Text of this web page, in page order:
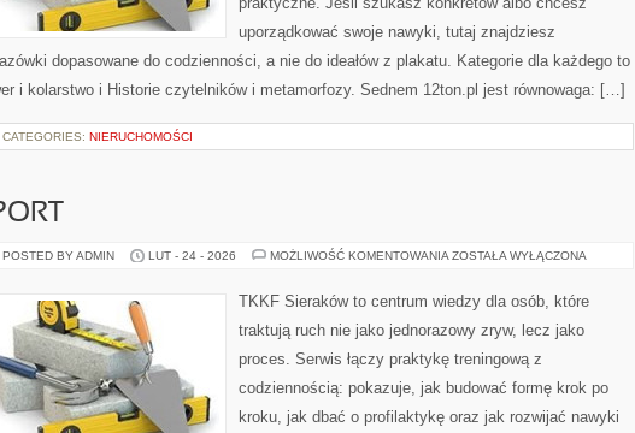
uporządkować swoje nawyki, tutaj znajdziesz
dopasowane do codzienności, a nie do ideałów z plakatu. Kategorie dla każdego to
i kolarstwo i Historie czytelników i metamorfozy. Sednem 12ton.pl jest równowaga: […]
CATEGORIES: NIERUCHOMOŚCI
POSTED BY ADMIN LUT - 24 - 2026 MOŻLIWOŚĆ KOMENTOWANIA SPORT
ZOSTAŁA WYŁĄCZONA
TKKF Sieraków to centrum wiedzy dla osób, które
traktują ruch nie jako jednorazowy zryw, lecz jako
proces. Serwis łączy praktykę treningową z
codziennością: pokazuje, jak budować formę krok po
kroku, jak dbać o profilaktykę oraz jak rozwijać nawyki